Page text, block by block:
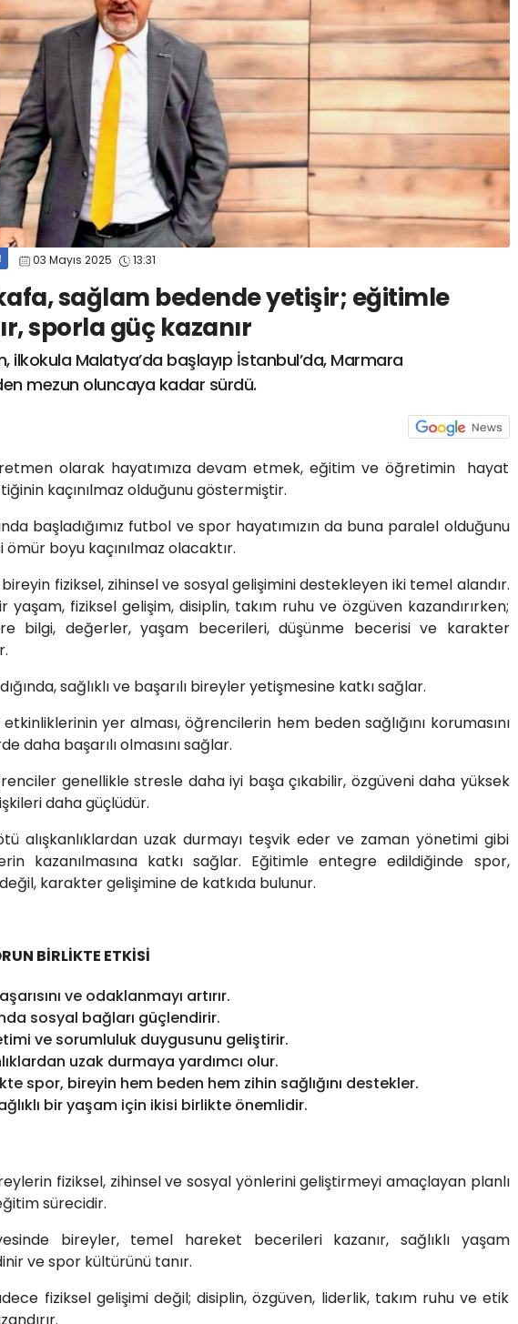
koyun #fırat
#mert
#gençlerbirliği
barış alıcı
#
erdem övüç
#
beykan şimşek
spor41
#kocaelispor
03 Mayıs 2025 13:31
sağlam bedende yetişir; eğitimle
sporla güç kazanır
ilkokula Malatya’da başlayıp İstanbul’da, Marmara
mezun oluncaya kadar sürdü.
olarak hayatımıza devam etmek, eğitim ve öğretimin hayat
kaçınılmaz olduğunu göstermiştir.
başladığımız futbol ve spor hayatımızın da buna paralel olduğunu
ömür boyu kaçınılmaz olacaktır.
fiziksel, zihinsel ve sosyal gelişimini destekleyen iki temel alandır.
yaşam, fiziksel gelişim, disiplin, takım ruhu ve özgüven kazandırırken;
bilgi, değerler, yaşam becerileri, düşünme becerisi ve karakter
sağlıklı ve başarılı bireyler yetişmesine katkı sağlar.
yer alması, öğrencilerin hem beden sağlığını korumasını
daha başarılı olmasını sağlar.
genellikle stresle daha iyi başa çıkabilir, özgüveni daha yüksek
daha güçlüdür.
alışkanlıklardan uzak durmayı teşvik eder ve zaman yönetimi gibi
kazanılmasına katkı sağlar. Eğitimle entegre edildiğinde spor,
karakter gelişimine de katkıda bulunur.
BİRLİKTE ETKİSİ
ve odaklanmayı artırır.
sosyal bağları güçlendirir.
ve sorumluluk duygusunu geliştirir.
uzak durmaya yardımcı olur.
spor, bireyin hem beden hem zihin sağlığını destekler.
bir yaşam için ikisi birlikte önemlidir.
fiziksel, zihinsel ve sosyal yönlerini geliştirmeyi amaçlayan planlı
sürecidir.
bireyler, temel hareket becerileri kazanır, sağlıklı yaşam
ve spor kültürünü tanır.
fiziksel gelişimi değil; disiplin, özgüven, liderlik, takım ruhu ve etik